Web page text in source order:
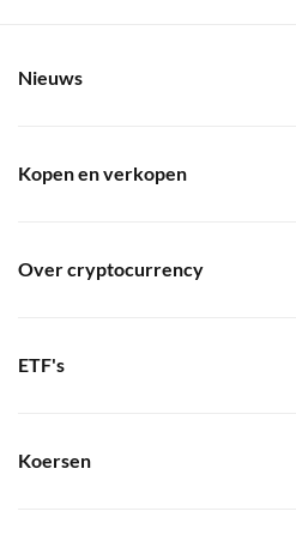
Nieuws
Kopen en verkopen
Over cryptocurrency
ETF's
Koersen